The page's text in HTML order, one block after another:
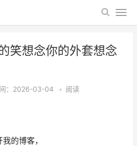
笑想念你的外套想念
：2026-03-04 • 阅读
的博客，